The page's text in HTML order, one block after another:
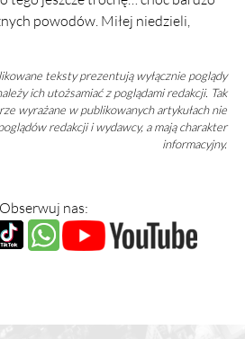
powodów. Miłej niedzieli,
teksty prezentują wyłącznie poglądy
ich utożsamiać z poglądami redakcji. Tak
wyrażane w publikowanych artykułach nie
redakcji i wydawcy, a mają charakter
informacyjny.
Obserwuj nas: